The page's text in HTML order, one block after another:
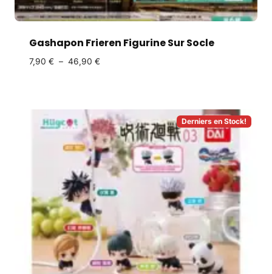
Gashapon Frieren Figurine Sur Socle
7,90 € – 46,90 €
Derniers en Stock!